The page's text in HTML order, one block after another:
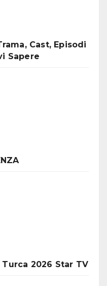
Cast, Episodi
Sapere
2026 Star TV